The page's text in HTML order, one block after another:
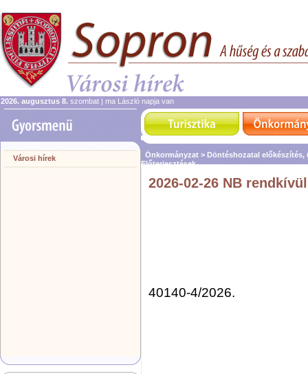
2026. augusztus 8. szombat | ma László napja van
Városi hírek Önkormányzat > Döntéshozatal előkészítés,
Előterjesztések
2026-02-26 NB
40140-4/2026.